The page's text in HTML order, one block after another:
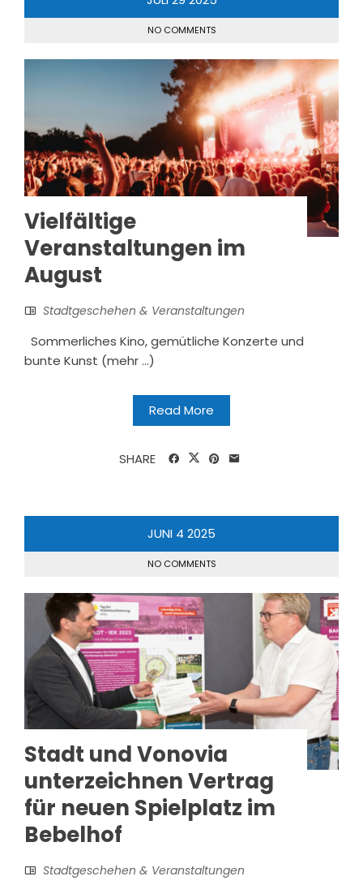
NO COMMENTS
Vielfältige
Veranstaltungen im
August
Stadtgeschehen & Veranstaltungen
Sommerliches Kino, gemütliche Konzerte und
bunte Kunst (mehr …)
Read More
SHARE
JUNI 4 2025
NO COMMENTS
Stadt und Vonovia
unterzeichnen Vertrag
für neuen Spielplatz im
Bebelhof
Stadtgeschehen & Veranstaltungen